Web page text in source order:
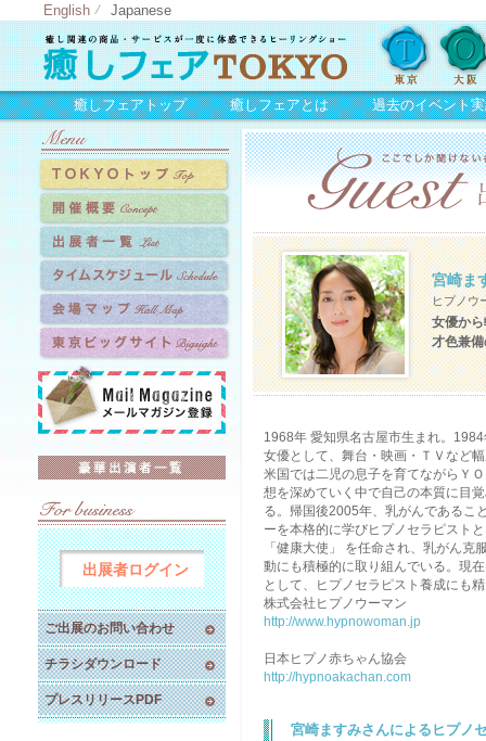
English Japanese
癒しフェアトップ 癒しフェアとは 過去のイベント
宮崎ま
ヒプノウ
女優か
才色兼
1968年 愛知県名古屋市生まれ。
女優として、舞台・映画・ＴＶなど
米国では二児の息子を育てながらＹ
想を深めていく中で自己の本質に目
る。帰国後2005年、乳がんであるこ
ーを本格的に学びヒプノセラピスト
「健康大使」 を任命され、乳がん
動にも積極的に取り組んでいる。現
として、ヒプノセラピスト養成にも
株式会社ヒプノウーマン
http://www.hypnowoman.jp
日本ヒプノ赤ちゃん協会
http://hypnoakachan.com
宮崎ますみさんによるヒプノ
出展者ログイン
ご出展のお問い合わせ
チラシダウンロード
プレスリリースPDF